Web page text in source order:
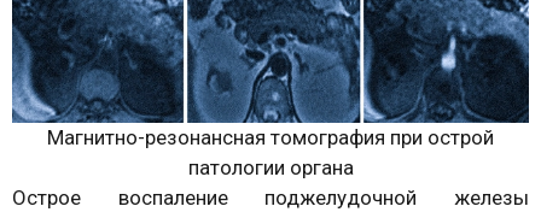
Магнитно-резонансная томография при острой
патологии органа
Острое воспаление поджелудочной железы